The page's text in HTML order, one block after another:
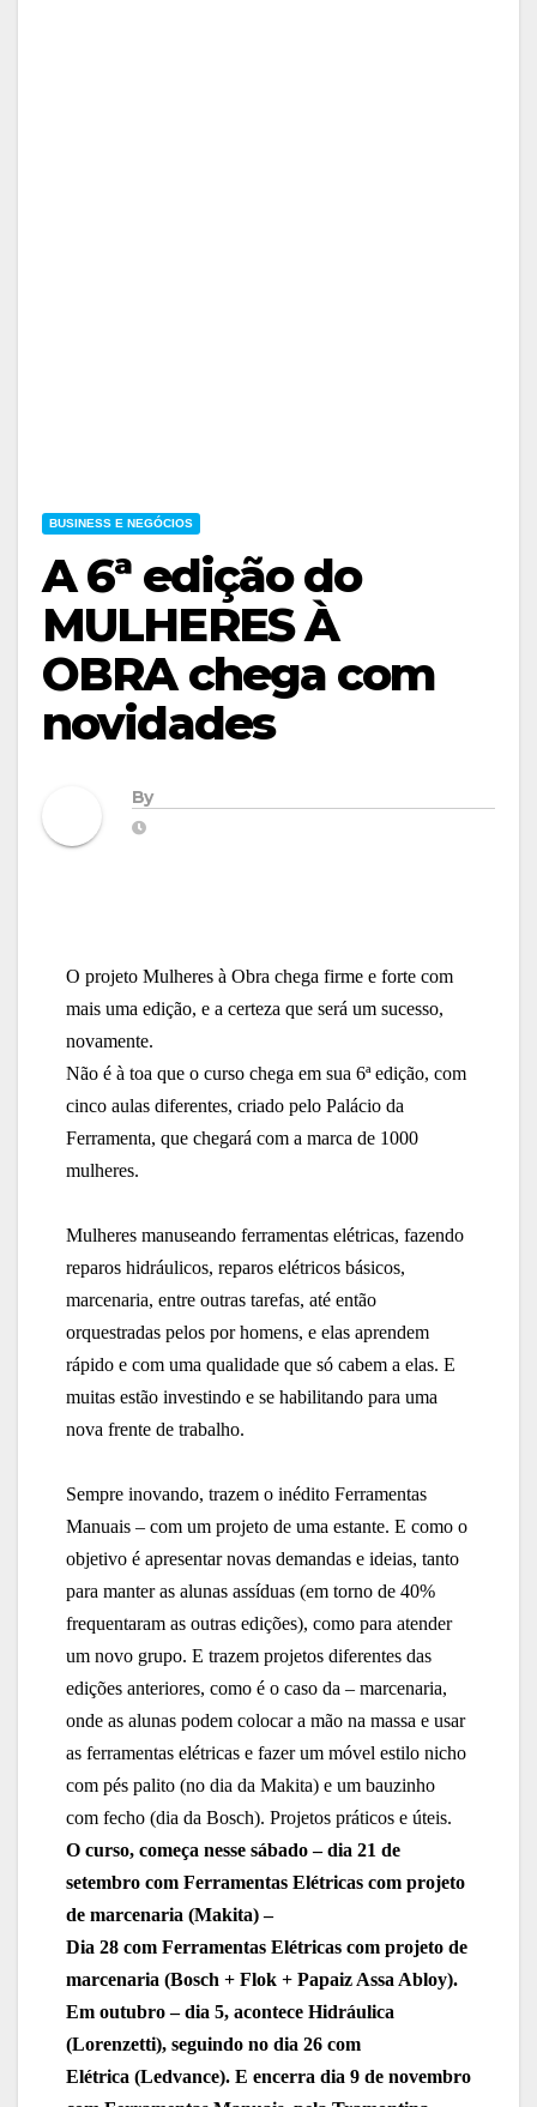
BUSINESS E NEGÓCIOS
A 6ª edição do
MULHERES À
OBRA chega com
novidades
By
O projeto Mulheres à Obra chega firme e forte com
mais uma edição, e a certeza que será um sucesso,
novamente.
Não é à toa que o curso chega em sua 6ª edição, com
cinco aulas diferentes, criado pelo Palácio da
Ferramenta, que chegará com a marca de 1000
mulheres.
Mulheres manuseando ferramentas elétricas, fazendo
reparos hidráulicos, reparos elétricos básicos,
marcenaria, entre outras tarefas, até então
orquestradas pelos por homens, e elas aprendem
rápido e com uma qualidade que só cabem a elas. E
muitas estão investindo e se habilitando para uma
nova frente de trabalho.
Sempre inovando, trazem o inédito Ferramentas
Manuais – com um projeto de uma estante. E como o
objetivo é apresentar novas demandas e ideias, tanto
para manter as alunas assíduas (em torno de 40%
frequentaram as outras edições), como para atender
um novo grupo. E trazem projetos diferentes das
edições anteriores, como é o caso da – marcenaria,
onde as alunas podem colocar a mão na massa e usar
as ferramentas elétricas e fazer um móvel estilo nicho
com pés palito (no dia da Makita) e um bauzinho
com fecho (dia da Bosch). Projetos práticos e úteis.
O curso, começa nesse sábado –dia 21 de
setembro com Ferramentas Elétricas com projeto
de marcenaria (Makita)–
Dia 28 com Ferramentas Elétricas com projeto de
marcenaria (Bosch + Flok + Papaiz Assa Abloy).
Em outubro – dia 5, acontece Hidráulica
(Lorenzetti), seguindo no dia 26 com
Elétrica (Ledvance). E encerra dia 9 de novembro